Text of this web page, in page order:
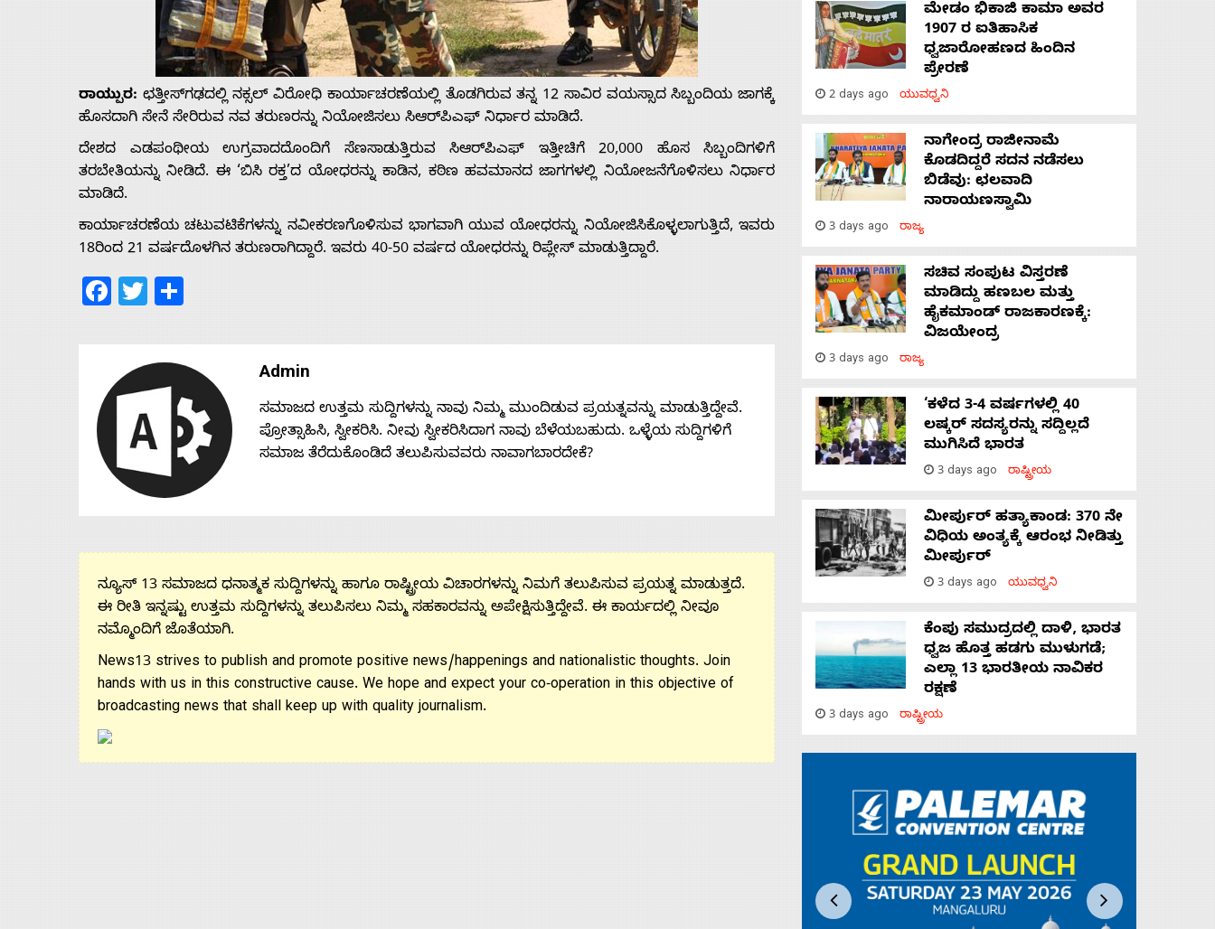
Advertise
Contact
ರಾಯ್ಪುರ: ಛತ್ತೀಸ್‌ಗಢದಲ್ಲಿ ನಕ್ಸಲ್ ವಿರೋಧಿ ಕಾರ್ಯಾಚರಣೆಯಲ್ಲಿ ತೊಡಗಿರುವ ತನ್ನ 12 ಸಾವಿರ ವಯಸ್ಸಾದ ಸಿಬ್ಬಂದಿಯ ಜಾಗಕ್ಕೆ
ಹೊಸದಾಗಿ ಸೇನೆ ಸೇರಿರುವ ನವ ತರುಣರನ್ನು ನಿಯೋಜಿಸಲು ಸಿಆರ್‌ಪಿಎಫ್ ನಿರ್ಧಾರ ಮಾಡಿದೆ.
ದೇಶದ ಎಡಪಂಥೀಯ ಉಗ್ರವಾದದೊಂದಿಗೆ ಸೆಣಸಾಡುತ್ತಿರುವ ಸಿಆರ್‌ಪಿಎಫ್ ಇತ್ತೀಚಿಗೆ 20,000 ಹೊಸ ಸಿಬ್ಬಂದಿಗಳಿಗೆ
ತರಬೇತಿಯನ್ನು ನೀಡಿದೆ. ಈ ‘ಬಿಸಿ ರಕ್ತ’ದ ಯೋಧರನ್ನು ಕಾಡಿನ, ಕಠಿಣ ಹವಮಾನದ ಜಾಗಗಳಲ್ಲಿ ನಿಯೋಜನೆಗೊಳಿಸಲು ನಿರ್ಧಾರ
ಮಾಡಿದೆ.
ಕಾರ್ಯಾಚರಣೆಯ ಚಟುವಟಿಕೆಗಳನ್ನು ನವೀಕರಣಗೊಳಿಸುವ ಭಾಗವಾಗಿ ಯುವ ಯೋಧರನ್ನು ನಿಯೋಜಿಸಿಕೊಳ್ಳಲಾಗುತ್ತಿದೆ, ಇವರು
18ರಿಂದ 21 ವರ್ಷದೊಳಗಿನ ತರುಣರಾಗಿದ್ದಾರೆ. ಇವರು 40-50 ವರ್ಷದ ಯೋಧರನ್ನು ರಿಪ್ಲೇಸ್ ಮಾಡುತ್ತಿದ್ದಾರೆ.
Facebook
Twitter
Admin
ಸಮಾಜದ ಉತ್ತಮ ಸುದ್ದಿಗಳನ್ನು ನಾವು ನಿಮ್ಮ ಮುಂದಿಡುವ ಪ್ರಯತ್ನವನ್ನು ಮಾಡುತ್ತಿದ್ದೇವೆ.
ಪ್ರೋತ್ಸಾಹಿಸಿ, ಸ್ವೀಕರಿಸಿ. ನೀವು ಸ್ವೀಕರಿಸಿದಾಗ ನಾವು ಬೆಳೆಯಬಹುದು. ಒಳ್ಳೆಯ ಸುದ್ದಿಗಳಿಗೆ
ಸಮಾಜ ತೆರೆದುಕೊಂಡಿದೆ ತಲುಪಿಸುವವರು ನಾವಾಗಬಾರದೇಕೆ?
ನ್ಯೂಸ್ 13 ಸಮಾಜದ ಧನಾತ್ಮಕ ಸುದ್ದಿಗಳನ್ನು ಹಾಗೂ ರಾಷ್ಟ್ರೀಯ ವಿಚಾರಗಳನ್ನು ನಿಮಗೆ ತಲುಪಿಸುವ ಪ್ರಯತ್ನ ಮಾಡುತ್ತದೆ.
ಈ ರೀತಿ ಇನ್ನಷ್ಟು ಉತ್ತಮ ಸುದ್ದಿಗಳನ್ನು ತಲುಪಿಸಲು ನಿಮ್ಮ ಸಹಕಾರವನ್ನು ಅಪೇಕ್ಷಿಸುತ್ತಿದ್ದೇವೆ. ಈ ಕಾರ್ಯದಲ್ಲಿ ನೀವೂ
ನಮ್ಮೊಂದಿಗೆ ಜೊತೆಯಾಗಿ.
News13 strives to publish and promote positive news/happenings and nationalistic thoughts. Join
hands with us in this constructive cause. We hope and expect your co-operation in this objective of
broadcasting news that shall keep up with quality journalism.
ಮೇಡಂ ಭಿಕಾಜಿ ಕಾಮಾ ಅವರ
1907 ರ ಐತಿಹಾಸಿಕ
ಧ್ವಜಾರೋಹಣದ ಹಿಂದಿನ
ಪ್ರೇರಣೆ
2 days ago ಯುವಧ್ವನಿ
ನಾಗೇಂದ್ರ ರಾಜೀನಾಮೆ
ಕೊಡದಿದ್ದರೆ ಸದನ ನಡೆಸಲು
ಬಿಡೆವು: ಛಲವಾದಿ
ನಾರಾಯಣಸ್ವಾಮಿ
3 days ago ರಾಜ್ಯ
ಸಚಿವ ಸಂಪುಟ ವಿಸ್ತರಣೆ
ಮಾಡಿದ್ದು ಹಣಬಲ ಮತ್ತು
ಹೈಕಮಾಂಡ್ ರಾಜಕಾರಣಕ್ಕೆ:
ವಿಜಯೇಂದ್ರ
3 days ago ರಾಜ್ಯ
‘ಕಳೆದ 3-4 ವರ್ಷಗಳಲ್ಲಿ 40
ಲಷ್ಕರ್ ಸದಸ್ಯರನ್ನು ಸದ್ದಿಲ್ಲದೆ
ಮುಗಿಸಿದೆ ಭಾರತ
3 days ago ರಾಷ್ಟ್ರೀಯ
ಮೀರ್ಪುರ್ ಹತ್ಯಾಕಾಂಡ: 370 ನೇ
ವಿಧಿಯ ಅಂತ್ಯಕ್ಕೆ ಆರಂಭ ನೀಡಿತ್ತು
ಮೀರ್ಪುರ್
3 days ago ಯುವಧ್ವನಿ
ಕೆಂಪು ಸಮುದ್ರದಲ್ಲಿ ದಾಳಿ, ಭಾರತ
ಧ್ವಜ ಹೊತ್ತ ಹಡಗು ಮುಳುಗಡೆ;
ಎಲ್ಲಾ 13 ಭಾರತೀಯ ನಾವಿಕರ
ರಕ್ಷಣೆ
3 days ago ರಾಷ್ಟ್ರೀಯ